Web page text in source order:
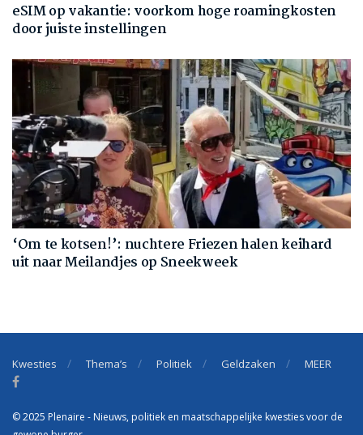
eSIM op vakantie: voorkom hoge roamingkosten
door juiste instellingen
‘Om te kotsen!’: nuchtere Friezen halen keihard
uit naar Meilandjes op Sneekweek
Kwesties Thema’s Politiek Geldzaken MEER
© 2025 Plenaire - Nieuws, politiek en maatschappelijke kwesties voor de